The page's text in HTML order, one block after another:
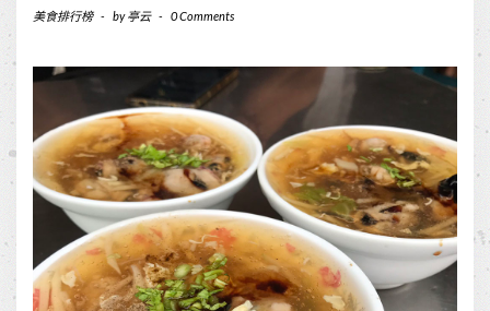
美食排行榜 - by亭云 - 0 Comments